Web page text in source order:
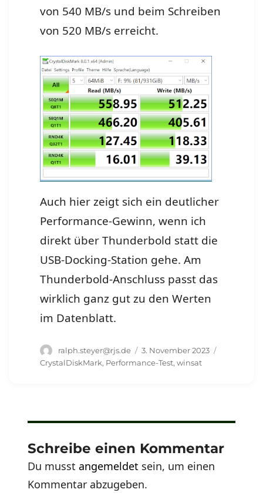
von 540 MB/s und beim Schreiben
von 520 MB/s erreicht.
Auch hier zeigt sich ein deutlicher
Performance-Gewinn, wenn ich
direkt über Thunderbold statt die
USB-Docking-Station gehe. Am
Thunderbold-Anschluss passt das
wirklich ganz gut zu den Werten
im Datenblatt.
Autor
ralph.steyer@rjs.de
Veröffentlicht
am
3. November 2023
CrystalDiskMark, Performance-Test,winsat
Schreibe einen Kommentar
Du musstangemeldet sein, um einen
Kommentar abzugeben.